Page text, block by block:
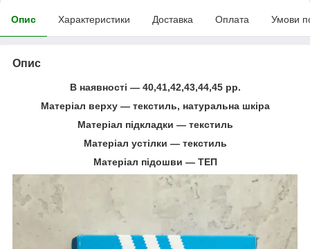
Опис Характеристики Доставка Оплата Умови
Опис
В наявності ― 40,41,42,43,44,45 рр.
Матеріал верху ― текстиль, натуральна шкіра
Матеріал підкладки ― текстиль
Матеріал устілки ― текстиль
Матеріал підошви ― ТЕП